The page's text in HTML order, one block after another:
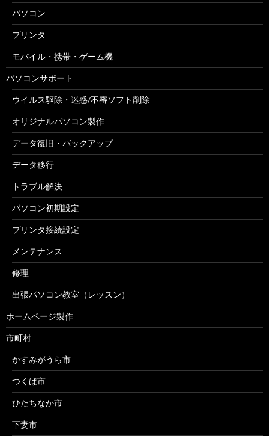
パソコン
プリンタ
モバイル・携帯・ゲーム機
パソコンサポート
ウイルス駆除・迷惑/不審ソフト削除
オリジナルパソコン製作
データ復旧・バックアップ
データ移行
トラブル解決
パソコン初期設定
プリンタ接続設定
メンテナンス
修理
出張パソコン教室（レッスン）
ホームページ製作
市町村
かすみがうら市
つくば市
ひたちなか市
下妻市